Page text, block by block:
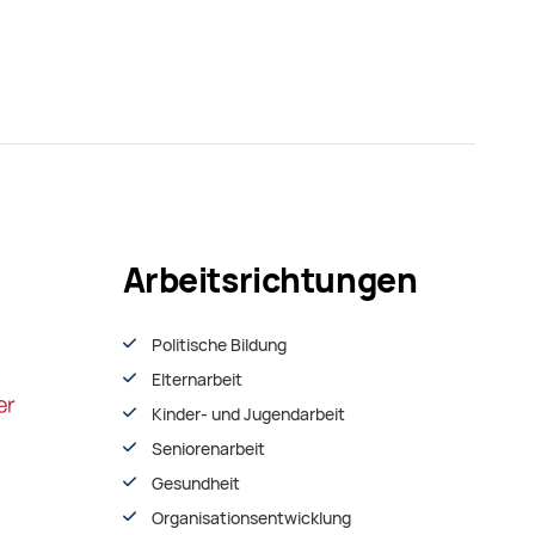
Arbeitsrichtungen
Politische Bildung
Elternarbeit
Kinder- und Jugendarbeit
Seniorenarbeit
Gesundheit
Organisationsentwiсklung